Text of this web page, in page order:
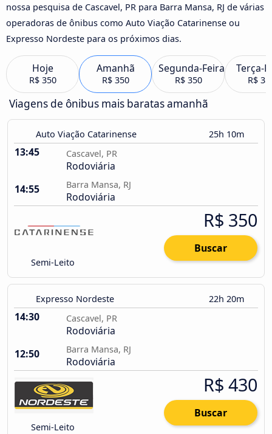
nossa pesquisa de Cascavel, PR para Barra Mansa, RJ de várias
operadoras de ônibus como Auto Viação Catarinense ou
Expresso Nordeste para os próximos dias.
Hoje
R$ 350
Amanhã
R$ 350
Segunda-Feira
R$ 350
Terça-
R$
Viagens de ônibus mais baratas amanhã
Auto Viação Catarinense 25h 10m
13:45 Cascavel, PR
Rodoviária
14:55
Barra Mansa, RJ
Rodoviária
Semi-Leito
R$ 350
Buscar
Expresso Nordeste 22h 20m
14:30 Cascavel, PR
Rodoviária
12:50
Barra Mansa, RJ
Rodoviária
Semi-Leito
R$ 430
Buscar